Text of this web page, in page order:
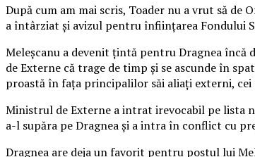
După cum am mai scris, Toader nu a vrut să
a întârziat şi avizul pentru înfiinţarea Fondului
Meleşcanu a devenit ţintă pentru Dragnea încă
de Externe că trage de timp şi se ascunde în
proastă în faţa principalilor săi aliaţi externi, cei
Ministrul de Externe a intrat irevocabil pe lista
a-l supăra pe Dragnea şi a intra în conflict cu
Dragnea are deja un favorit pentru postul lui